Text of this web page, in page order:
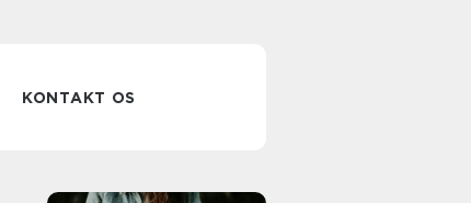
KONTAKT OS